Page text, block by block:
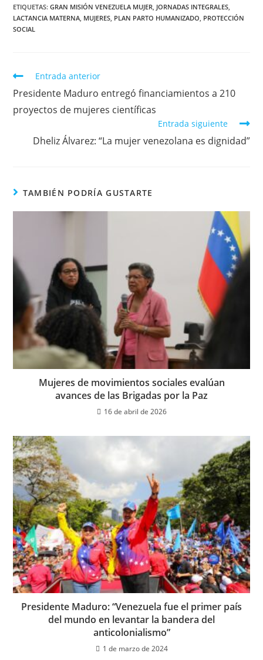
ETIQUETAS:GRAN MISIÓN VENEZUELA MUJER JORNADAS INTEGRALES
LACTANCIA MATERNA MUJERES PLAN PARTO HUMANIZADO PROTECCIÓN
SOCIAL
Entrada anterior
Presidente Maduro entregó financiamientos a 210
proyectos de mujeres científicas
Entrada siguiente
Dheliz Álvarez: “La mujer venezolana es dignidad”
TAMBIÉN PODRÍA GUSTARTE
Mujeres de movimientos sociales evalúan
avances de las Brigadas por la Paz
16 de abril de 2026
Presidente Maduro: “Venezuela fue el primer país
del mundo en levantar la bandera del
anticolonialismo”
1 de marzo de 2024